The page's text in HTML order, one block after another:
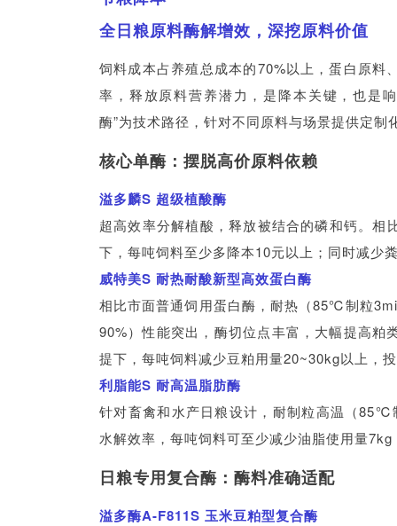
全日粮原料酶解增效，深挖原料价值
饲料成本占养殖总成本的70%以上，蛋白原料
率，释放原料营养潜力，是降本关键，也是
酶”为技术路径，针对不同原料与场景提供定
核心单酶：摆脱高价原料依赖
溢多麟S 超级植酸酶
超高效率分解植酸，释放被结合的磷和钙。
下，每吨饲料至少多降本10元以上；同时减少
威特美S 耐热耐酸新型高效蛋白酶
相比市面普通饲用蛋白酶，耐热（85℃制粒
90%）性能突出，酶切位点丰富，大幅提高粕
提下，每吨饲料减少豆粕用量20~30kg以上，
利脂能S 耐高温脂肪酶
针对畜禽和水产日粮设计，耐制粒高温（
水解效率，每吨饲料可至少减少油脂使用量
日粮专用复合酶：酶料准确适配
溢多酶A-F811S 玉米豆粕型复合酶